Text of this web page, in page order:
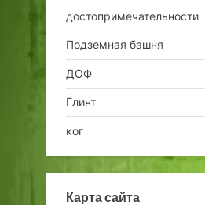
достопримечательности
Подземная башня
ДОФ
Глинт
ког
Карта сайта